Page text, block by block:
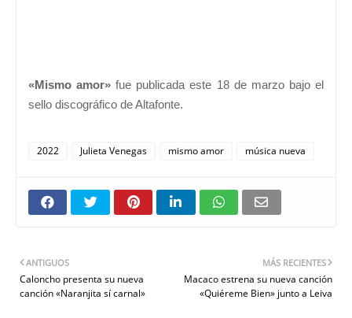
«Mismo amor» fue publicada este 18 de marzo bajo el
sello discográfico de Altafonte.
2022 Julieta Venegas mismo amor música nueva
MÁS RECIENTES
Macaco estrena su nueva canción
«Quiéreme Bien» junto a Leiva
ANTIGUOS
Caloncho presenta su nueva
canción «Naranjita sí carnal»